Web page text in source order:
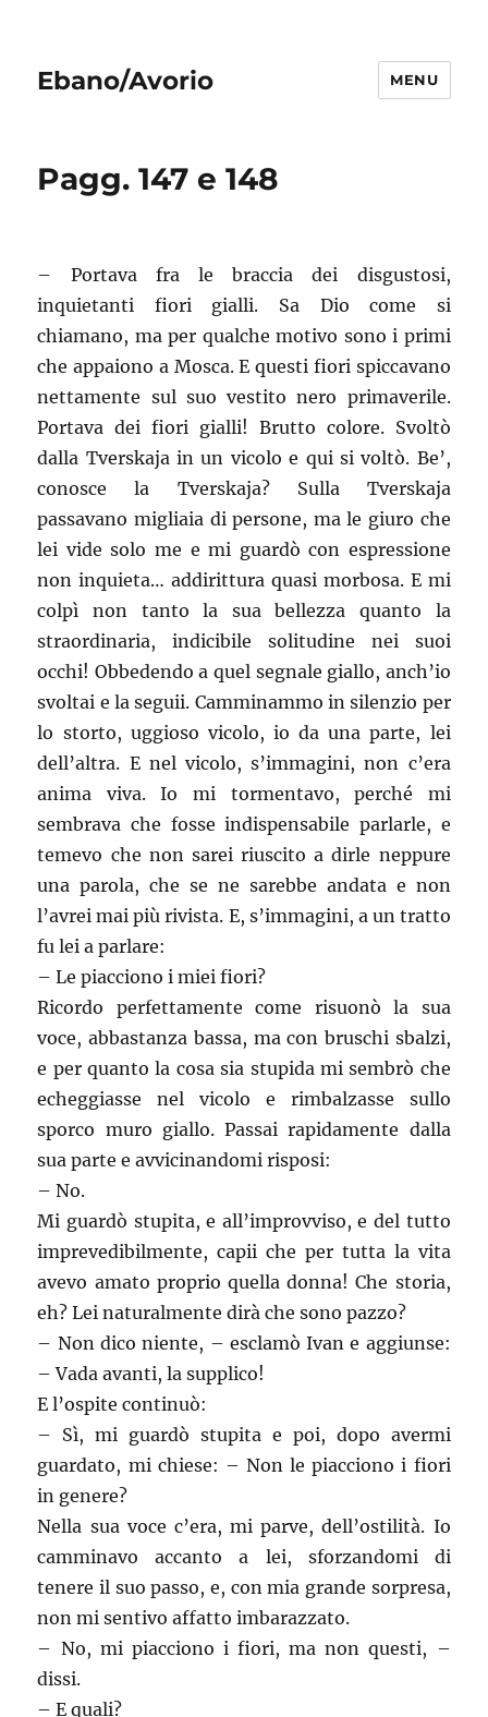
Ebano/Avorio MENU
Pagg. 147 e 148
– Portava fra le braccia dei disgustosi,
inquietanti fiori gialli. Sa Dio come si
chiamano, ma per qualche motivo sono i primi
che appaiono a Mosca. E questi fiori spiccavano
nettamente sul suo vestito nero primaverile.
Portava dei fiori gialli! Brutto colore. Svoltò
dalla Tverskaja in un vicolo e qui si voltò. Be’,
conosce la Tverskaja? Sulla Tverskaja
passavano migliaia di persone, ma le giuro che
lei vide solo me e mi guardò con espressione
non inquieta… addirittura quasi morbosa. E mi
colpì non tanto la sua bellezza quanto la
straordinaria, indicibile solitudine nei suoi
occhi! Obbedendo a quel segnale giallo, anch’io
svoltai e la seguii. Camminammo in silenzio per
lo storto, uggioso vicolo, io da una parte, lei
dell’altra. E nel vicolo, s’immagini, non c’era
anima viva. Io mi tormentavo, perché mi
sembrava che fosse indispensabile parlarle, e
temevo che non sarei riuscito a dirle neppure
una parola, che se ne sarebbe andata e non
l’avrei mai più rivista. E, s’immagini, a un tratto
fu lei a parlare:
– Le piacciono i miei fiori?
Ricordo perfettamente come risuonò la sua
voce, abbastanza bassa, ma con bruschi sbalzi,
e per quanto la cosa sia stupida mi sembrò che
echeggiasse nel vicolo e rimbalzasse sullo
sporco muro giallo. Passai rapidamente dalla
sua parte e avvicinandomi risposi:
– No.
Mi guardò stupita, e all’improvviso, e del tutto
imprevedibilmente, capii che per tutta la vita
avevo amato proprio quella donna! Che storia,
eh? Lei naturalmente dirà che sono pazzo?
– Non dico niente, – esclamò Ivan e aggiunse:
– Vada avanti, la supplico!
E l’ospite continuò:
– Sì, mi guardò stupita e poi, dopo avermi
guardato, mi chiese: – Non le piacciono i fiori
in genere?
Nella sua voce c’era, mi parve, dell’ostilità. Io
camminavo accanto a lei, sforzandomi di
tenere il suo passo, e, con mia grande sorpresa,
non mi sentivo affatto imbarazzato.
– No, mi piacciono i fiori, ma non questi, –
dissi.
– E quali?